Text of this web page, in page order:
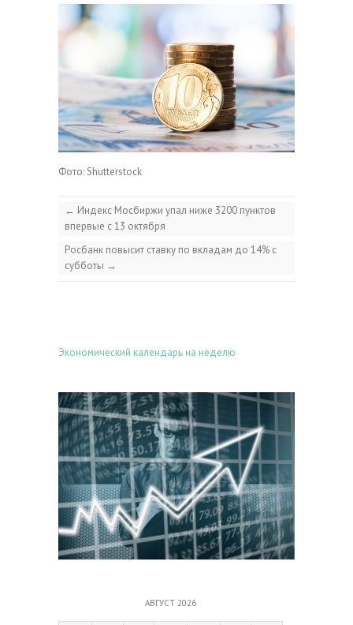
Фото: Shutterstock
← Индекс Мосбиржи упал ниже 3200 пунктов
впервые с 13 октября
Росбанк повысит ставку по вкладам до 14% с
субботы →
Экономический календарь на неделю
АВГУСТ 2026